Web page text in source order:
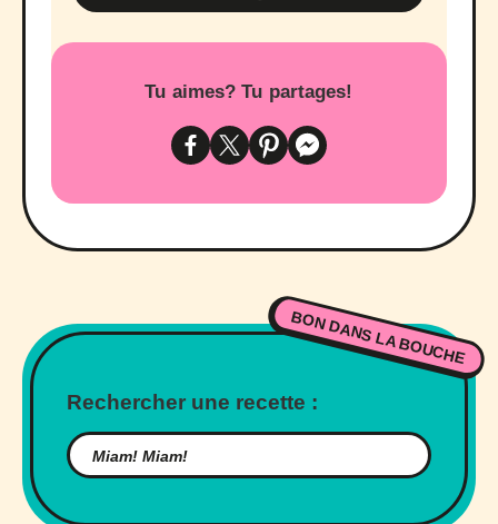
Tu aimes? Tu partages!
BON DANS LA BOUCHE
Rechercher une recette :